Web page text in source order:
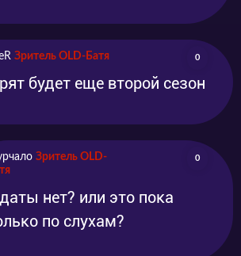
Зритель OLD-Батя 0
будет еще второй сезон
Зритель OLD-
0
нет? или это пока
по слухам?